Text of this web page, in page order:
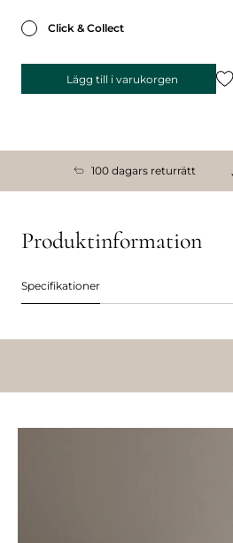
Click & Collect
Lägg till i varukorgen
100 dagars returrätt
Produktinformation
Specifikationer